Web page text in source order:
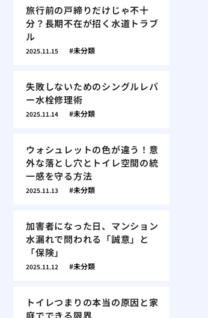
旅行前の戸締りだけじゃ不十
分？長期不在が招く水道トラブ
ル
2025.11.15 未分類
失敗しないためのシングルレバ
ー水栓修理術
2025.11.14 未分類
ウォシュレットの色が違う！意
外な落とし穴とトイレ空間の統
一感を守る方法
2025.11.13 未分類
加害者になった日、マンション
水漏れで問われる「誠意」と
「保険」
2025.11.12 未分類
トイレつまりの本当の原因と家
庭でできる限界